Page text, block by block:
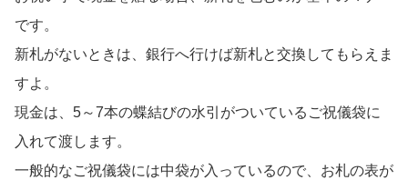
です。
新札がないときは、銀行へ行けば新札と交換してもらえま
すよ。
現金は、5～7本の蝶結びの水引がついているご祝儀袋に
入れて渡します。
一般的なご祝儀袋には中袋が入っているので、お札の表が